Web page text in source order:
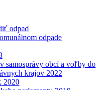
odpad
odpade
samosprávy obcí a voľby do
krajov 2022
2020